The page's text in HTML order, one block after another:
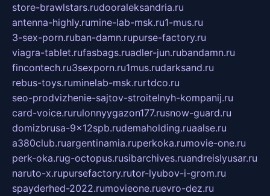
store-brawlstars.rudooraleksandria.ru
antenna-highly.rumine-lab-msk.ru1-mus.ru
3-sex-porn.ruban-damn.rupurse-factory.ru
viagra-tablet.rufasbags.ruadler-jun.rubandamn.ru
fincontech.ru3sexporn.ru1mus.rudarksand.ru
rebus-toys.ruminelab-msk.rurtdco.ru
seo-prodvizhenie-sajtov-stroitelnyh-kompanij.ru
card-voice.rurulonnyygazon177.rusnow-guard.ru
domizbrusa-9x12spb.rudemaholding.ruaalse.ru
a380club.ruargentinamia.ruperkoka.rumovie-one.ru
perk-oka.rug-octopus.rusibarchives.ruandreislyusar.ru
naruto-x.rupursefactory.rutor-lyubov-i-grom.ru
spayderhed-2022.rumovieone.ruevro-dez.ru